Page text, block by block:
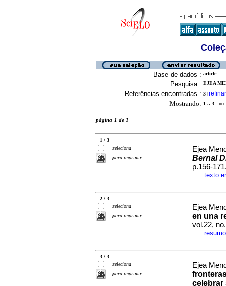
Base de dados : article
Pesquisa : EJEA
Referências encontradas : 3 [refinar
Mostrando: 1 .. 3 no
página 1 de 1
1 / 3
seleciona
para imprimir
Ejea
Bernal
p.156-
· texto
2 / 3
seleciona
para imprimir
Ejea
en una
vol.22,
·
3 / 3
seleciona
para imprimir
Ejea
celebrar